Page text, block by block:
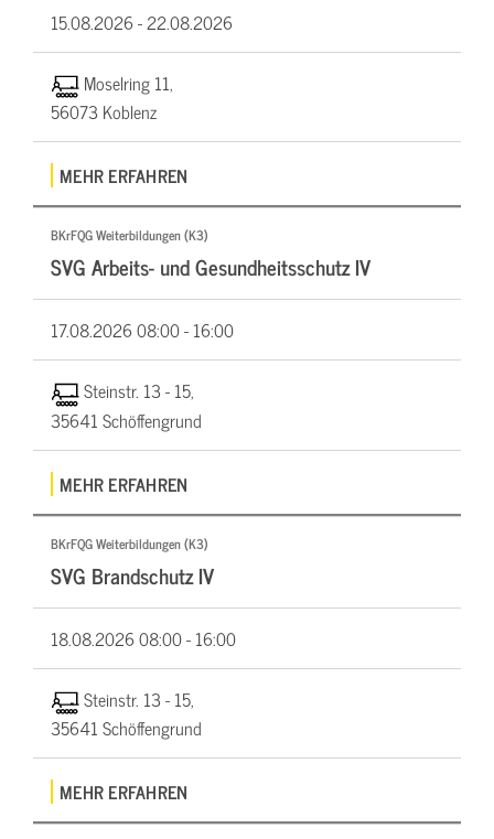
15.08.2026 -22.08.2026
Moselring 11,
56073 Koblenz
MEHR ERFAHREN
BKrFQG Weiterbildungen (K3)
SVG Arbeits- und Gesundheitsschutz IV
17.08.202608:00 - 16:00
Steinstr. 13 - 15,
35641 Schöffengrund
MEHR ERFAHREN
BKrFQG Weiterbildungen (K3)
SVG Brandschutz IV
18.08.202608:00 - 16:00
Steinstr. 13 - 15,
35641 Schöffengrund
MEHR ERFAHREN